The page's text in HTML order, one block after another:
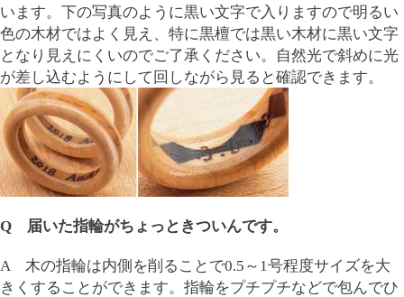
います。下の写真のように黒い文字で入りますので明るい
色の木材ではよく見え、特に黒檀では黒い木材に黒い文字
となり見えにくいのでご了承ください。自然光で斜めに光
が差し込むようにして回しながら見ると確認できます。
Q 届いた指輪がちょっときついんです。
A 木の指輪は内側を削ることで0.5～1号程度サイズを大
きくすることができます。指輪をプチプチなどで包んでひ